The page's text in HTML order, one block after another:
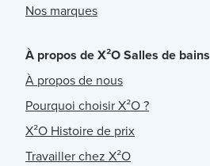
Nos marques
À propos de X²O Salles de bains
À propos de nous
Pourquoi choisir X²O ?
X²O Histoire de prix
Travailler chez X²O